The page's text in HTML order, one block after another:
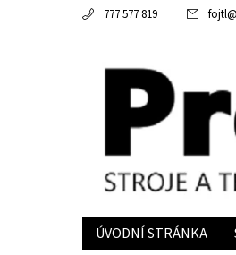
777 577 819 fojtl@
ÚVODNÍ STRÁNKA